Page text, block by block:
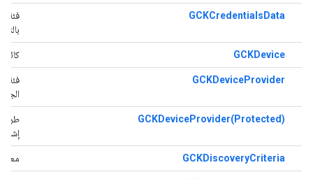
GCKCredentialsData
فئة
GCKDevice كائن
GCKDeviceProvider
فئة
GCKDeviceProvider(Protected)
طرق
GCKDiscoveryCriteria